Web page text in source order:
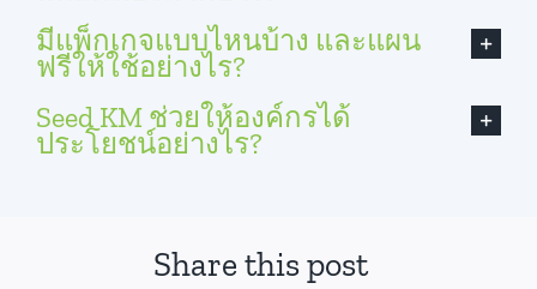
มีแพ็กเกจแบบไหนบ้าง และแผน
ฟรีให้ใช้อย่างไร?
Seed KM ช่วยให้องค์กรได้
ประโยชน์อย่างไร?
Share this post